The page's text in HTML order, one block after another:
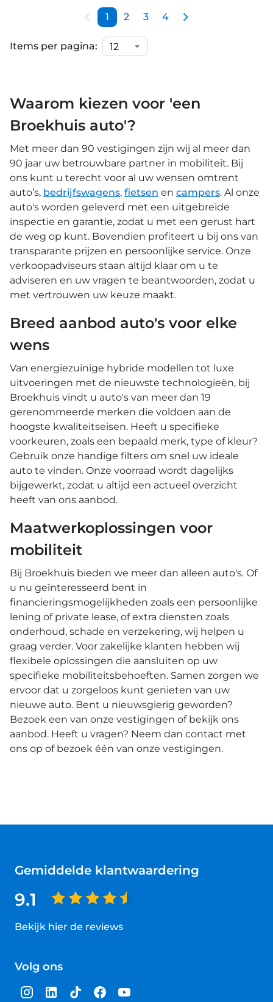
1 2 3 4
Items per pagina:
Waarom kiezen voor 'een
Broekhuis auto'?
Met meer dan 90 vestigingen zijn wij al meer dan
90 jaar uw betrouwbare partner in mobiliteit. Bij
ons kunt u terecht voor al uw wensen omtrent
auto’s, bedrijfswagens, fietsen en campers. Al onze
auto's worden geleverd met een uitgebreide
inspectie en garantie, zodat u met een gerust hart
de weg op kunt. Bovendien profiteert u bij ons van
transparante prijzen en persoonlijke service. Onze
verkoopadviseurs staan altijd klaar om u te
adviseren en uw vragen te beantwoorden, zodat u
met vertrouwen uw keuze maakt.
Breed aanbod auto's voor elke
wens
Van energiezuinige hybride modellen tot luxe
uitvoeringen met de nieuwste technologieën, bij
Broekhuis vindt u auto's van meer dan 19
gerenommeerde merken die voldoen aan de
hoogste kwaliteitseisen. Heeft u specifieke
voorkeuren, zoals een bepaald merk, type of kleur?
Gebruik onze handige filters om snel uw ideale
auto te vinden. Onze voorraad wordt dagelijks
bijgewerkt, zodat u altijd een actueel overzicht
heeft van ons aanbod.
Maatwerkoplossingen voor
mobiliteit
Bij Broekhuis bieden we meer dan alleen auto's. Of
u nu geïnteresseerd bent in
financieringsmogelijkheden zoals een persoonlijke
lening of private lease, of extra diensten zoals
onderhoud, schade en verzekering, wij helpen u
graag verder. Voor zakelijke klanten hebben wij
flexibele oplossingen die aansluiten op uw
specifieke mobiliteitsbehoeften. Samen zorgen we
ervoor dat u zorgeloos kunt genieten van uw
nieuwe auto. Bent u nieuwsgierig geworden?
Bezoek een van onze vestigingen of bekijk ons
aanbod. Heeft u vragen? Neem dan contact met
ons op of bezoek één van onze vestigingen.
Gemiddelde klantwaardering
9.1
Bekijk hier de reviews
van
sterren
Volg ons